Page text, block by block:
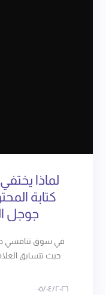
كتابة
جوجل
٠٥/٠٤/٢٠٢٦
في سوق تنافسي
حيث تتسابق